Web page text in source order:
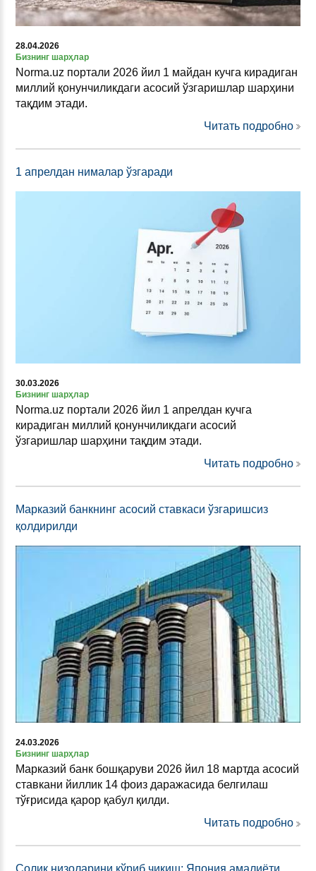
28.04.2026
Бизнинг шарҳлар
Norma.uz портали 2026 йил 1 майдан кучга кирадиган
миллий қонунчиликдаги асосий ўзгаришлар шарҳини
тақдим этади.
Читать подробно
1 апрелдан нималар ўзгаради
30.03.2026
Бизнинг шарҳлар
Norma.uz портали 2026 йил 1 апрелдан кучга
кирадиган миллий қонунчиликдаги асосий
ўзгаришлар шарҳини тақдим этади.
Читать подробно
Марказий банкнинг асосий ставкаси ўзгаришсиз
қолдирилди
24.03.2026
Бизнинг шарҳлар
Марказий банк бошқаруви 2026 йил 18 мартда асосий
ставкани йиллик 14 фоиз даражасида белгилаш
тўғрисида қарор қабул қилди.
Читать подробно